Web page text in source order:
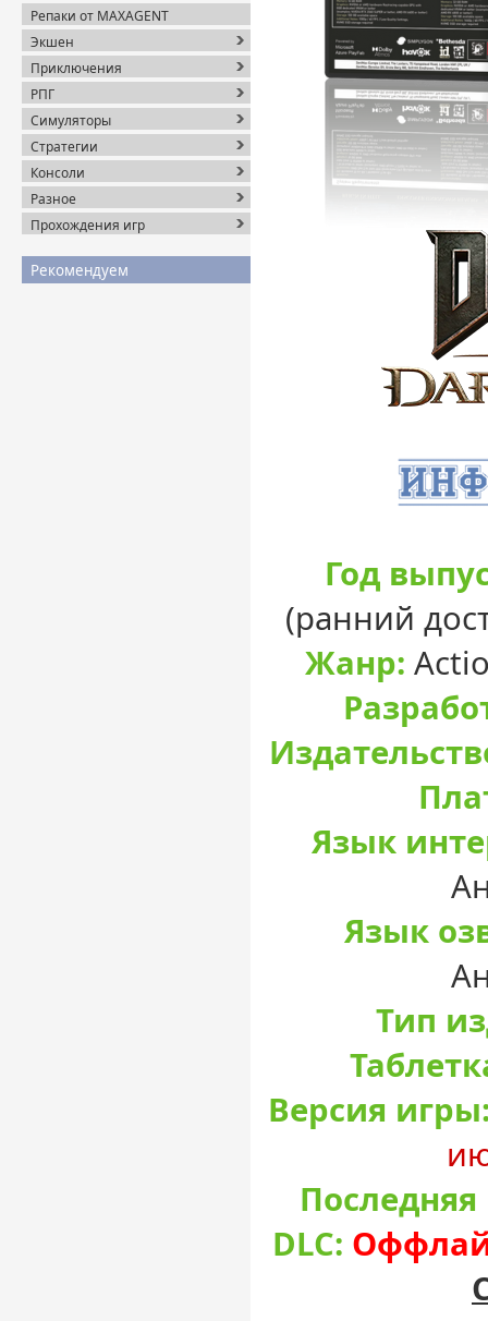
Репаки от MAXAGENT
Экшен
Приключения
РПГ
Симуляторы
Стратегии
Консоли
Разное
Прохождения игр
Рекомендуем
Год
(ранний
Жанр:
Язык
Язык
Тип
Версия
DLC: